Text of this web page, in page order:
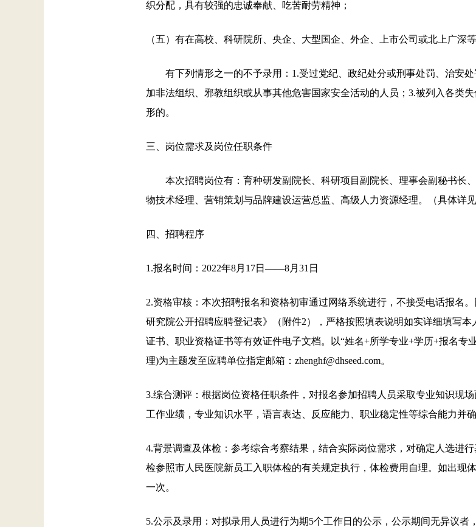
织分配，具有较强的忠诚奉献、吃苦耐劳精神；
（五）有在高校、科研院所、央企、大型国企、外企、上市公司或北上广深
有下列情形之一的不予录用：1.受过党纪、政纪处分或刑事处罚、治安处
加非法组织、邪教组织或从事其他危害国家安全活动的人员；3.被列入各类
形的。
三、岗位需求及岗位任职条件
本次招聘岗位有：育种研发副院长、科研项目副院长、理事会副秘书长
物技术经理、营销策划与品牌建设运营总监、高级人力资源经理。（具体详见
四、招聘程序
1.报名时间：2022年8月17日——8月31日
2.资格审核：本次招聘报名和资格初审通过网络系统进行，不接受电话报名
研究院公开招聘应聘登记表》（附件2），严格按照填表说明如实详细填写
证书、职业资格证书等有效证件电子文档。以“姓名+所学专业+学历+报名专
理)为主题发至应聘单位指定邮箱：zhenghf@dhseed.com。
3.综合测评：根据岗位资格任职条件，对报名参加招聘人员采取专业知识现
工作业绩，专业知识水平，语言表达、反应能力、职业稳定性等综合能力并确
4.背景调查及体检：参考综合考察结果，结合实际岗位需求，对确定人选进
检参照市人民医院新员工入职体检的有关规定执行，体检费用自理。如出现
一次。
5.公示及录用：对拟录用人员进行为期5个工作日的公示，公示期间无异议者